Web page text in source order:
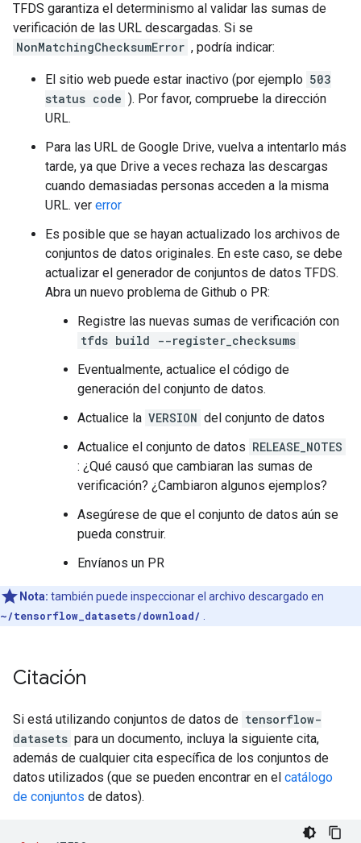
TFDS garantiza el determinismo al validar las sumas de
verificación de las URL descargadas. Si se
NonMatchingChecksumError , podría indicar:
El sitio web puede estar inactivo (por ejemplo 503
status code ). Por favor, compruebe la dirección
URL.
Para las URL de Google Drive, vuelva a intentarlo más
tarde, ya que Drive a veces rechaza las descargas
cuando demasiadas personas acceden a la misma
URL. ver error
Es posible que se hayan actualizado los archivos de
conjuntos de datos originales. En este caso, se debe
actualizar el generador de conjuntos de datos TFDS.
Abra un nuevo problema de Github o PR:
Registre las nuevas sumas de verificación con
tfds build --register_checksums
Eventualmente, actualice el código de
generación del conjunto de datos.
Actualice la VERSION del conjunto de datos
Actualice el conjunto de datos RELEASE_NOTES
: ¿Qué causó que cambiaran las sumas de
verificación? ¿Cambiaron algunos ejemplos?
Asegúrese de que el conjunto de datos aún se
pueda construir.
Envíanos un PR
Nota: también puede inspeccionar el archivo descargado en
~/tensorflow_datasets/download/ .
Citación
Si está utilizando conjuntos de datos de tensorflow-
datasets para un documento, incluya la siguiente cita,
además de cualquier cita específica de los conjuntos de
datos utilizados (que se pueden encontrar en el catálogo
de conjuntos de datos).